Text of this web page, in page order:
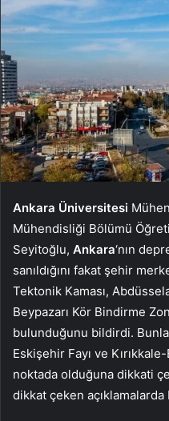
Ankara Üniversitesi
Mühendisliği Bölümü
Seyitoğlu, Ankara‘nın
sanıldığını fakat şehir
Tektonik Kaması,
Beypazarı Kör Bindirme
bulunduğunu bildirdi.
Eskişehir Fayı ve
noktada olduğuna dikkati
dikkat çeken açıklamalarda